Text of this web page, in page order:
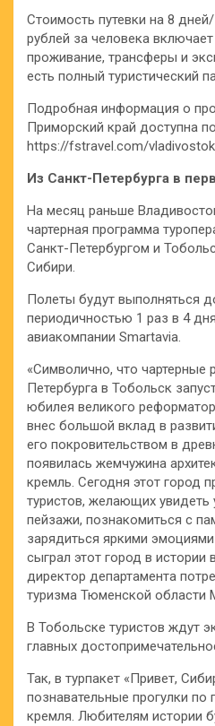
Стоимость путевки на 8
рублей за человека
проживание, трансферы и
есть полный туристический
Подробная информация о
Приморский край доступна
https://fstravel.com/
Из Санкт-Петербурга в
На месяц раньше
чартерная программа
Санкт-Петербургом и
Сибири.
Полеты будут выполняться
периодичностью 1 раз в 4
авиакомпании Smartavia.
«Символично, что чартерные
Петербурга в Тобольск
юбилея великого
внес большой вклад в
его покровительством в
появилась жемчужина
кремль. Сегодня этот город
туристов, желающих увидеть
пейзажи, познакомиться с
зарядиться яркими
сыграл этот город в истории
директор департамента
туризма Тюменской области
В Тобольске туристов ждут
главных
Так, в турпакет «Привет,
познавательные прогулки по
кремля. Любителям истории